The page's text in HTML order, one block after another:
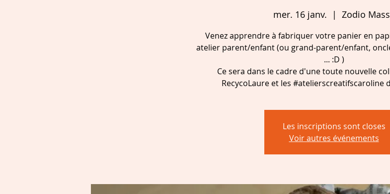
mer. 16 janv.
  |
Zodio
Venez apprendre à fabriquer votre panier en
atelier parent/enfant (ou grand-parent/enfant,
... :D )
Ce sera dans le cadre d'une toute nouvelle
RecycoLaure et les #atelierscreatifscaroline
Les inscriptions sont closes
Voir autres événements